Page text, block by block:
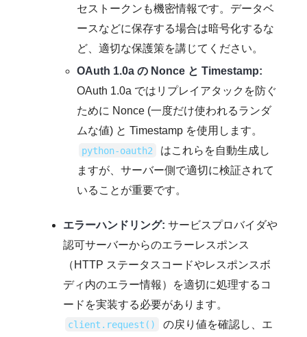
セストークンも機密情報です。データベ
ースなどに保存する場合は暗号化するな
ど、適切な保護策を講じてください。
OAuth 1.0a の Nonce と Timestamp:
OAuth 1.0a ではリプレイアタックを防ぐ
ために Nonce (一度だけ使われるランダ
ムな値) と Timestamp を使用します。
python-oauth2
はこれらを自動生成し
ますが、サーバー側で適切に検証されて
いることが重要です。
エラーハンドリング: サービスプロバイダや
認可サーバーからのエラーレスポンス
（HTTP ステータスコードやレスポンスボ
ディ内のエラー情報）を適切に処理するコ
ードを実装する必要があります。
client.request()
の戻り値を確認し、エ